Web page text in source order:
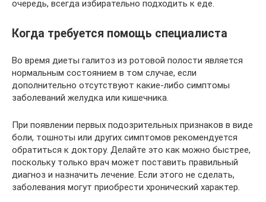
очередь, всегда избирательно подходить к еде.
Когда требуется помощь специалиста
Во время диеты галитоз из ротовой полости является
нормальным состоянием в том случае, если
дополнительно отсутствуют какие-либо симптомы
заболеваний желудка или кишечника.
При появлении первых подозрительных признаков в виде
боли, тошноты или других симптомов рекомендуется
обратиться к доктору. Делайте это как можно быстрее,
поскольку только врач может поставить правильный
диагноз и назначить лечение. Если этого не сделать,
заболевания могут приобрести хронический характер.